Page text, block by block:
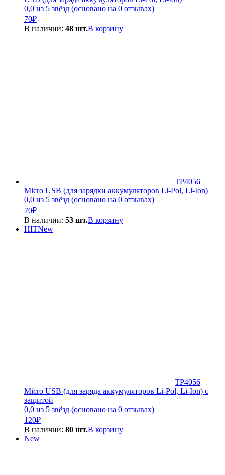
0,0 из 5 звёзд (основано на 0 отзывах)
70₽
В наличии: 48 шт.В корзину
TP4056
Micro USB (для зарядки аккумуляторов Li-Pol, Li-Ion)
0,0 из 5 звёзд (основано на 0 отзывах)
70₽
В наличии: 53 шт.В корзину
HITNew
TP4056
Micro USB (для заряда аккумуляторов Li-Pol, Li-Ion) с
защитой
0,0 из 5 звёзд (основано на 0 отзывах)
120₽
В наличии: 80 шт.В корзину
New